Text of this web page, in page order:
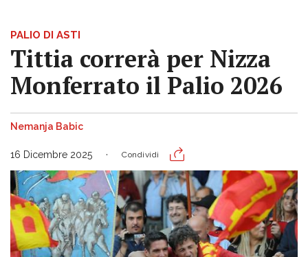
PALIO DI ASTI
Tittia correrà per Nizza
Monferrato il Palio 2026
Nemanja Babic
16 Dicembre 2025 Condividi